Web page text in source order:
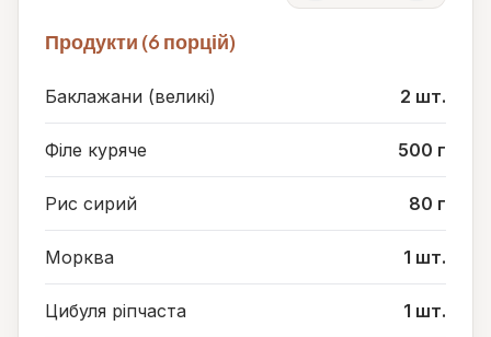
Продукти (6 порцій)
Баклажани (великі) 2 шт.
Філе куряче 500 г
Рис сирий 80 г
Морква 1 шт.
Цибуля ріпчаста 1 шт.